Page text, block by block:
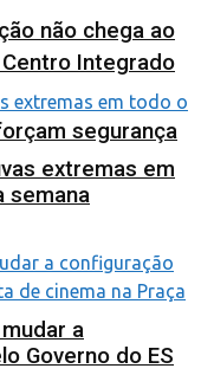
Integrado
segurança
não chega ao
extremas em
semana
a
Governo do ES